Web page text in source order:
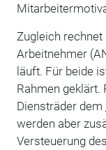
Zugleich rechnet
Arbeitnehmer
läuft. Für beide
Rahmen geklärt.
Diensträder dem
werden aber
Versteuerung